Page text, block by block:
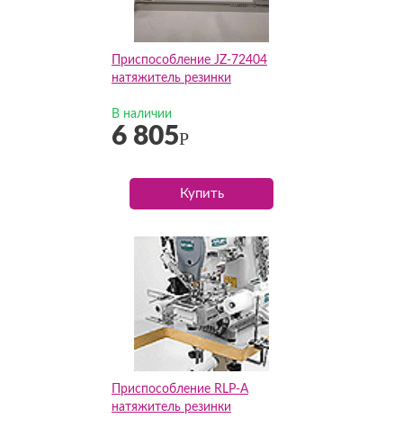
Приспособление JZ-72404
натяжитель резинки
В наличии
6 805Р
Купить
Приспособление RLP-A
натяжитель резинки